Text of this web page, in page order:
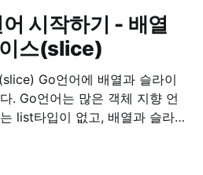
시작하기 - 배열
스(slice)
과 슬라이
. Go언어는 많은 객체 지향 언
list타입이 없고, 배열과 슬라이
에 초기화 할 값을 넣어줍니